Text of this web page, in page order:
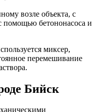
возле объекта, с
помощью бетононасоса и
миксер,
перемешивание
Бийск